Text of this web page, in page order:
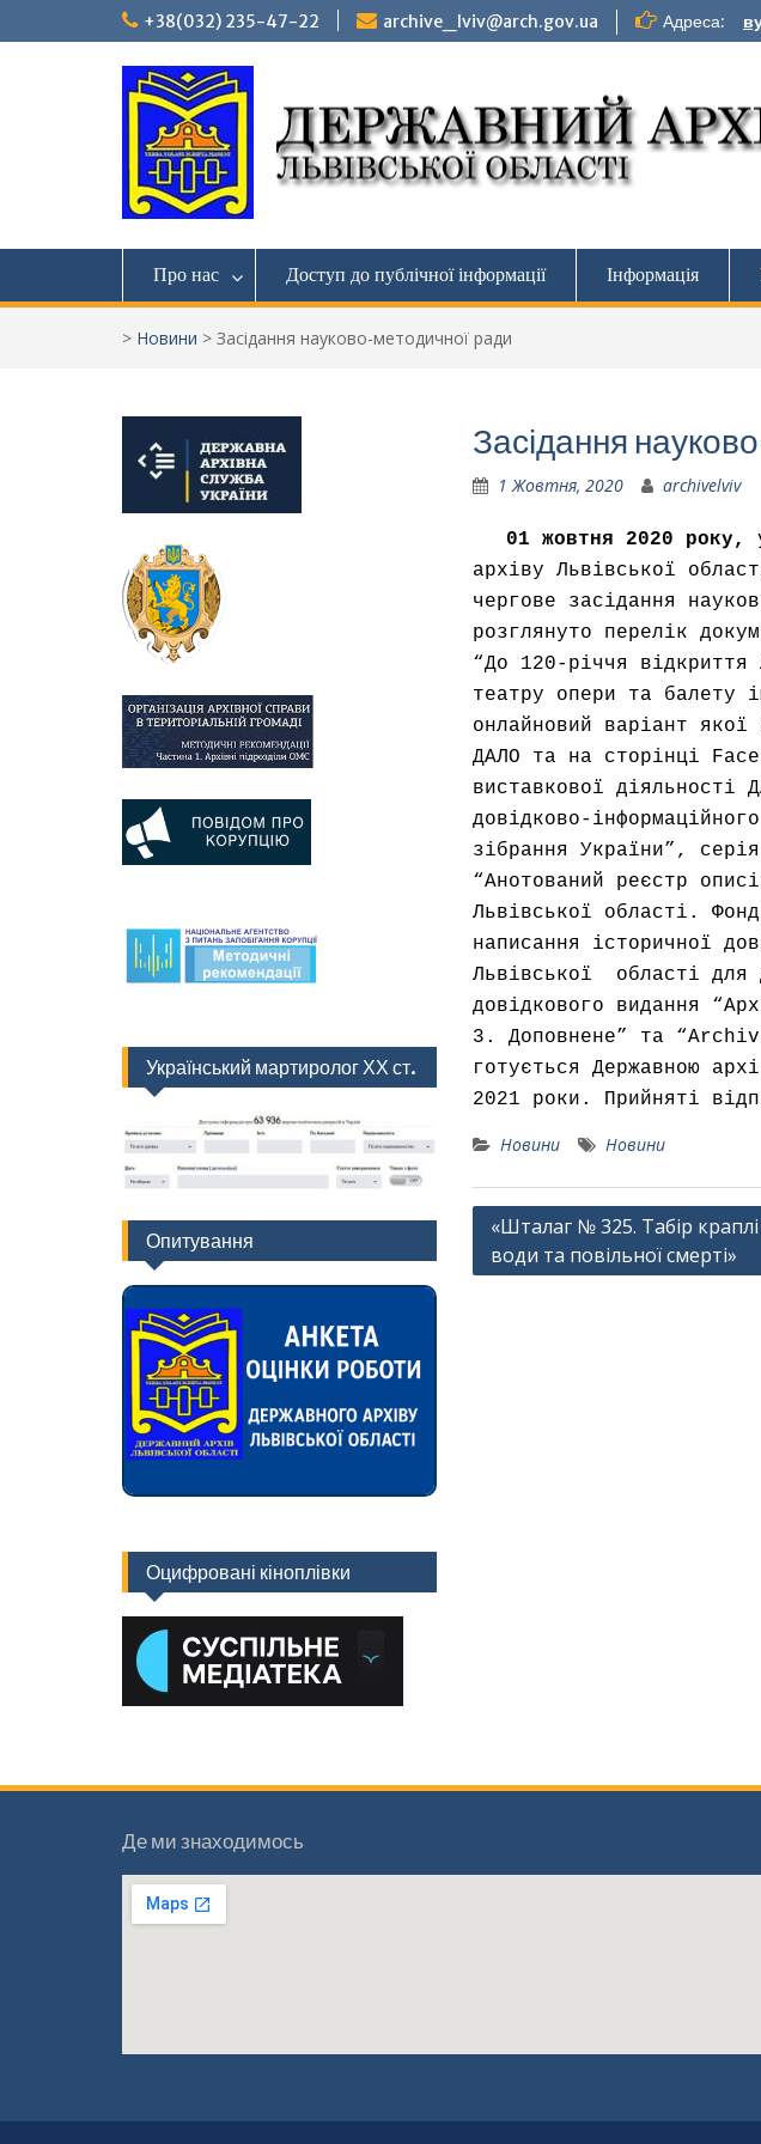
до
+38(032) 235-47-22 archive_lviv@arch.gov.ua Адреса:
Про нас Доступ до публічної інформації Інформація
> Новини > Засідання науково-методичної ради
Засідання
1 Жовтня, 2020 archivelviv
01 жовтня 2020 року,
архіву Львівської
чергове засідання
розглянуто перелік
“До 120-річчя відкриття
театру опери та балету
онлайновий варіант
ДАЛО та на сторінці
виставкової діяльності
довідково-
зібрання України”,
“Анотований реєстр
Львівської області.
написання історичної
Львівської області для
довідкового видання
3. Доповнене” та
готується Державною
2021 роки. Прийняті
Новини Новини
Навігація
записів
«Шталаг № 325. Табір краплі
води та повільної смерті»
Український мартиролог ХХ ст.
Опитування
Оцифровані кіноплівки
Де ми знаходимось